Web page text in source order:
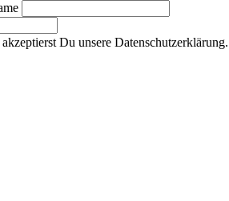
Du unsere Datenschutzerklärung.